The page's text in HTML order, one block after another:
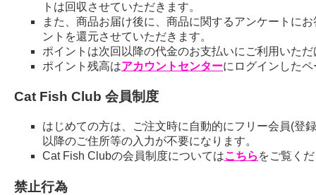
トは回収させていただきます。
また、商品お届け後に、商品に関するアンケートに
ントを還元させていただきます。
ポイントは次回以降の代金のお支払いにご利用いた
ポイント残高はアカウントセンターにログインした
Cat Fish Club 会員制度
はじめての方は、ご注文時に自動的にフリー会員(登
以降のご住所等の入力が不要になります。
Cat Fish Clubの会員制度についてはこちら をご覧く
禁止行為